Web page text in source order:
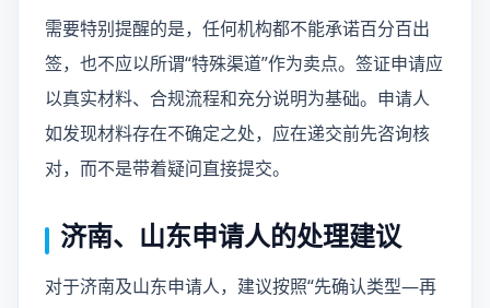
需要特别提醒的是，任何机构都不能承诺百分百出
签，也不应以所谓“特殊渠道”作为卖点。签证申请应
以真实材料、合规流程和充分说明为基础。申请人
如发现材料存在不确定之处，应在递交前先咨询核
对，而不是带着疑问直接提交。
济南、山东申请人的处理建议
对于济南及山东申请人，建议按照“先确认类型—再